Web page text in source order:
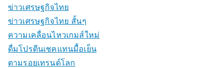
ข่าวเศรษฐกิจไทย
ข่าวเศรษฐกิจไทย สั้นๆ
ความเคลื่อนไหวเกมส์ใหม่
ดื่มโปรตีนเชคแทนมื้อเย็น
ตามรอยเทรนด์โลก